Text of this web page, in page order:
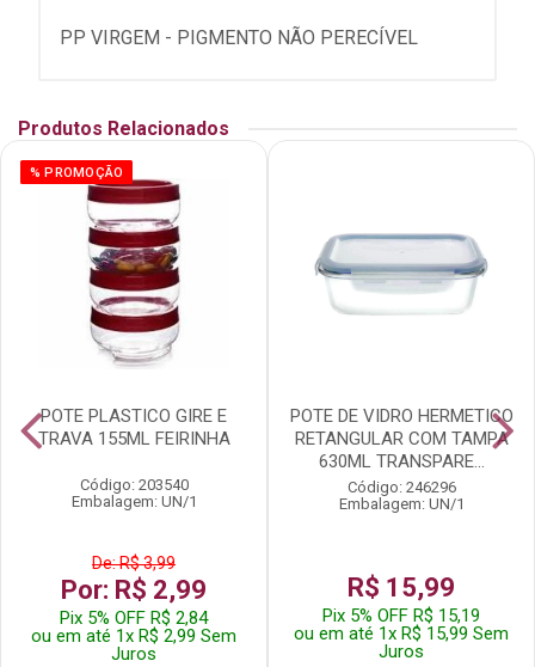
PP VIRGEM - PIGMENTO NÃO PERECÍVEL
Produtos Relacionados
% PROMOÇÃO
POTE PLASTICO GIRE E
TRAVA 155ML FEIRINHA
Código: 203540
Embalagem: UN/1
De: R$ 3,99
Por: R$ 2,99
Pix 5% OFF R$ 2,84
ou em até 1x R$ 2,99 Sem
Juros
POTE DE VIDRO HERMETICO
RETANGULAR COM TAMPA
630ML TRANSPARE...
Código: 246296
Embalagem: UN/1
R$ 15,99
Pix 5% OFF R$ 15,19
ou em até 1x R$ 15,99 Sem
Juros